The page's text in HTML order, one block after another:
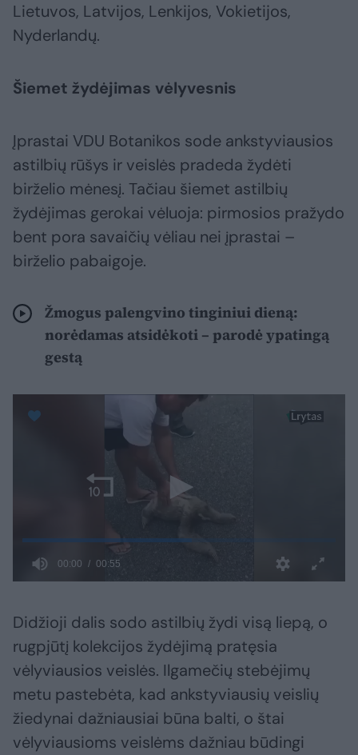
Lietuvos, Latvijos, Lenkijos, Vokietijos,
Nyderlandų.
Šiemet žydėjimas vėlyvesnis
Įprastai VDU Botanikos sode ankstyviausios
astilbių rūšys ir veislės pradeda žydėti
birželio mėnesį. Tačiau šiemet astilbių
žydėjimas gerokai vėluoja: pirmosios pražydo
bent pora savaičių vėliau nei įprastai –
birželio pabaigoje.
Žmogus palengvino tinginiui dieną:
norėdamas atsidėkoti – parodė ypatingą
gestą
Didžioji dalis sodo astilbių žydi visą liepą, o
rugpjūtį kolekcijos žydėjimą pratęsia
vėlyviausios veislės. Ilgamečių stebėjimų
metu pastebėta, kad ankstyviausių veislių
žiedynai dažniausiai būna balti, o štai
vėlyviausioms veislėms dažniau būdingi